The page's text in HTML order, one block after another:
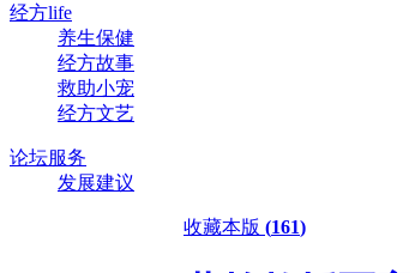
经方life
养生保健
经方故事
救助小宠
经方文艺
论坛服务
发展建议
收藏本版 (161)